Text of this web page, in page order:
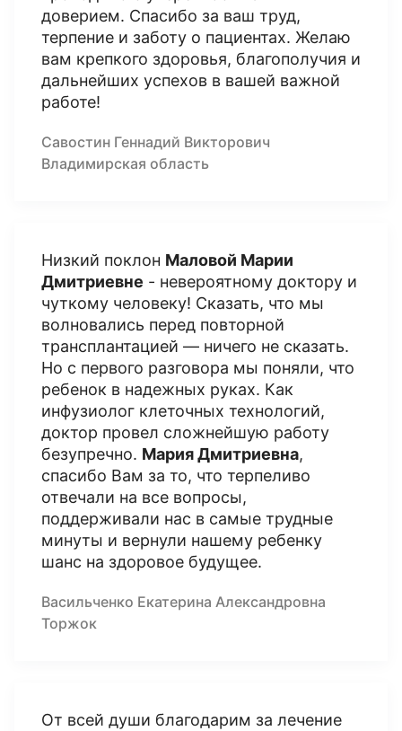
доверием. Спасибо за ваш труд,
терпение и заботу о пациентах. Желаю
вам крепкого здоровья, благополучия и
дальнейших успехов в вашей важной
работе!
Савостин Геннадий Викторович
Владимирская область
Низкий поклон Маловой Марии
Дмитриевне - невероятному доктору и
чуткому человеку! Сказать, что мы
волновались перед повторной
трансплантацией — ничего не сказать.
Но с первого разговора мы поняли, что
ребенок в надежных руках. Как
инфузиолог клеточных технологий,
доктор провел сложнейшую работу
безупречно. Мария Дмитриевна,
спасибо Вам за то, что терпеливо
отвечали на все вопросы,
поддерживали нас в самые трудные
минуты и вернули нашему ребенку
шанс на здоровое будущее.
Васильченко Екатерина Александровна
Торжок
От всей души благодарим за лечение